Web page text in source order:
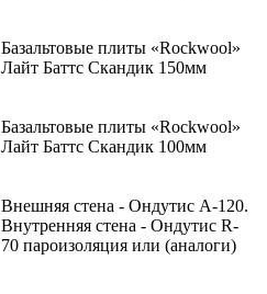
Базальтовые плиты «Rockwool»
Лайт Баттс Скандик 150мм
Базальтовые плиты «Rockwool»
Лайт Баттс Скандик 100мм
Внешняя стена - Ондутис А-120.
Внутренняя стена - Ондутис R-
70 пароизоляция или (аналоги)